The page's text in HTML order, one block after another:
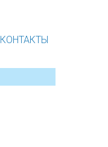
КОНТАКТЫ